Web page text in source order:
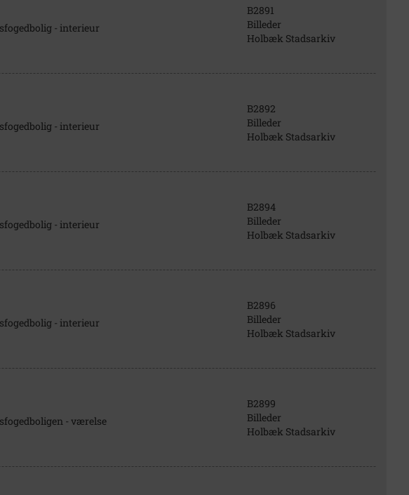
- interieur
B2891
Billeder
Holbæk Stadsarkiv
- interieur
B2892
Billeder
Holbæk Stadsarkiv
- interieur
B2894
Billeder
Holbæk Stadsarkiv
- interieur
B2896
Billeder
Holbæk Stadsarkiv
- værelse
B2899
Billeder
Holbæk Stadsarkiv